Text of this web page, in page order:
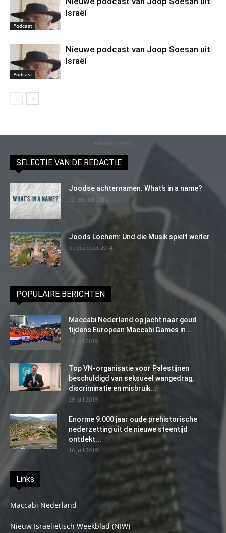
Podcast
Israël
Podcast
Nieuwe podcast van Joop Soesan uit
Israël
Advertentie (11)
SELECTIE VAN DE REDACTIE
Joodse achternamen. What’s in a name?
22 januari 2016
Joods Lochem: Und die Musik spielt weiter
3 december 2014
POPULAIRE BERICHTEN
Maccabi Nederland op jacht naar goud
tijdens European Maccabi Games in...
29 juli 2019
Top VN-organisatie voor Palestijnen
beschuldigd van seksueel wangedrag,
discriminatie en misbruik...
29 juli 2019
Enorme 9.000 jaar oude prehistorische
nederzetting uit de nieuwe steentijd
ontdekt...
16 juli 2019
Links
Maccabi Nederland
Nieuw Israelietisch Weekblad (NIW)